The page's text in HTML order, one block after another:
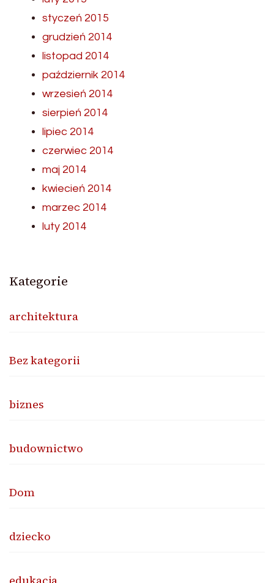
styczeń 2015
grudzień 2014
listopad 2014
październik 2014
wrzesień 2014
sierpień 2014
lipiec 2014
czerwiec 2014
maj 2014
kwiecień 2014
marzec 2014
luty 2014
Kategorie
architektura
Bez kategorii
biznes
budownictwo
Dom
dziecko